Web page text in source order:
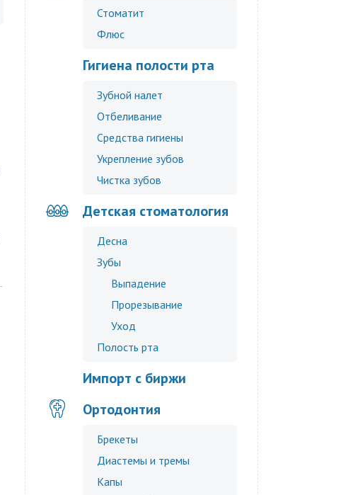
Стоматит
Флюс
Гигиена полости рта
Зубной налет
Отбеливание
Средства гигиены
Укрепление зубов
Чистка зубов
Детская стоматология
Десна
Зубы
Выпадение
Прорезывание
Уход
Полость рта
Импорт с биржи
Ортодонтия
Брекеты
Диастемы и тремы
Капы